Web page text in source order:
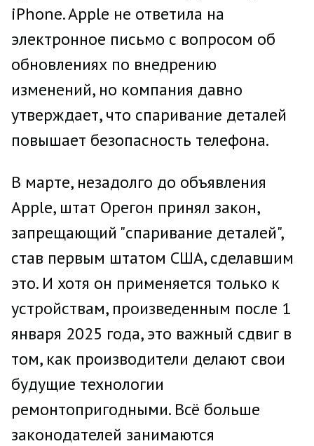
iPhone. Apple не ответила на
электронное письмо с вопросом об
обновлениях по внедрению
изменений, но компания давно
утверждает, что спаривание деталей
повышает безопасность телефона.
В марте, незадолго до объявления
Apple, штат Орегон принял закон,
запрещающий "спаривание деталей",
став первым штатом США, сделавшим
это. И хотя он применяется только к
устройствам, произведенным после 1
января 2025 года, это важный сдвиг в
том, как производители делают свои
будущие технологии
ремонтопригодными. Всё больше
законодателей занимаются